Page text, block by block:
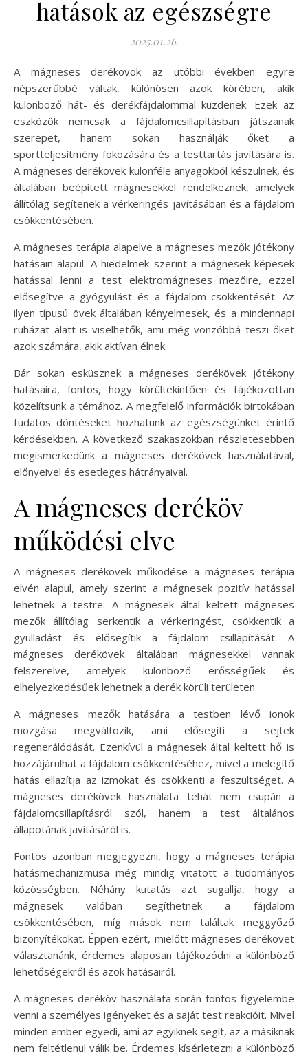
hatások az egészségre
2025.01.26.
A mágneses derékövök az utóbbi években egyre
népszerűbbé váltak, különösen azok körében, akik
különböző hát- és derékfájdalommal küzdenek. Ezek az
eszközök nemcsak a fájdalomcsillapításban játszanak
szerepet, hanem sokan használják őket a
sportteljesítmény fokozására és a testtartás javítására is.
A mágneses derékövek különféle anyagokból készülnek, és
általában beépített mágnesekkel rendelkeznek, amelyek
állítólag segítenek a vérkeringés javításában és a fájdalom
csökkentésében.
A mágneses terápia alapelve a mágneses mezők jótékony
hatásain alapul. A hiedelmek szerint a mágnesek képesek
hatással lenni a test elektromágneses mezőire, ezzel
elősegítve a gyógyulást és a fájdalom csökkentését. Az
ilyen típusú övek általában kényelmesek, és a mindennapi
ruházat alatt is viselhetők, ami még vonzóbbá teszi őket
azok számára, akik aktívan élnek.
Bár sokan esküsznek a mágneses derékövek jótékony
hatásaira, fontos, hogy körültekintően és tájékozottan
közelítsünk a témához. A megfelelő információk birtokában
tudatos döntéseket hozhatunk az egészségünket érintő
kérdésekben. A következő szakaszokban részletesebben
megismerkedünk a mágneses derékövek használatával,
előnyeivel és esetleges hátrányaival.
A mágneses deréköv
működési elve
A mágneses derékövek működése a mágneses terápia
elvén alapul, amely szerint a mágnesek pozitív hatással
lehetnek a testre. A mágnesek által keltett mágneses
mezők állítólag serkentik a vérkeringést, csökkentik a
gyulladást és elősegítik a fájdalom csillapítását. A
mágneses derékövek általában mágnesekkel vannak
felszerelve, amelyek különböző erősségűek és
elhelyezkedésűek lehetnek a derék körüli területen.
A mágneses mezők hatására a testben lévő ionok
mozgása megváltozik, ami elősegíti a sejtek
regenerálódását. Ezenkívül a mágnesek által keltett hő is
hozzájárulhat a fájdalom csökkentéséhez, mivel a melegítő
hatás ellazítja az izmokat és csökkenti a feszültséget. A
mágneses derékövek használata tehát nem csupán a
fájdalomcsillapításról szól, hanem a test általános
állapotának javításáról is.
Fontos azonban megjegyezni, hogy a mágneses terápia
hatásmechanizmusa még mindig vitatott a tudományos
közösségben. Néhány kutatás azt sugallja, hogy a
mágnesek valóban segíthetnek a fájdalom
csökkentésében, míg mások nem találtak meggyőző
bizonyítékokat. Éppen ezért, mielőtt mágneses derékövet
választanánk, érdemes alaposan tájékozódni a különböző
lehetőségekről és azok hatásairól.
A mágneses deréköv használata során fontos figyelembe
venni a személyes igényeket és a saját test reakcióit. Mivel
minden ember egyedi, ami az egyiknek segít, az a másiknak
nem feltétlenül válik be. Érdemes kísérletezni a különböző